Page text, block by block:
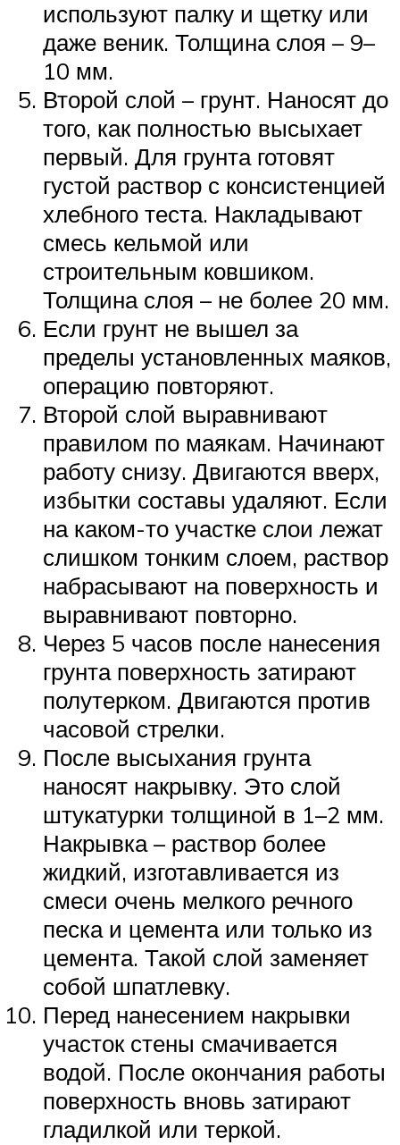
используют палку и щетку или
даже веник. Толщина слоя – 9–
10 мм.
Второй слой – грунт. Наносят до
того, как полностью высыхает
первый. Для грунта готовят
густой раствор с консистенцией
хлебного теста. Накладывают
смесь кельмой или
строительным ковшиком.
Толщина слоя – не более 20 мм.
Если грунт не вышел за
пределы установленных маяков,
операцию повторяют.
Второй слой выравнивают
правилом по маякам. Начинают
работу снизу. Двигаются вверх,
избытки составы удаляют. Если
на каком-то участке слои лежат
слишком тонким слоем, раствор
набрасывают на поверхность и
выравнивают повторно.
Через 5 часов после нанесения
грунта поверхность затирают
полутерком. Двигаются против
часовой стрелки.
После высыхания грунта
наносят накрывку. Это слой
штукатурки толщиной в 1–2 мм.
Накрывка – раствор более
жидкий, изготавливается из
смеси очень мелкого речного
песка и цемента или только из
цемента. Такой слой заменяет
собой шпатлевку.
Перед нанесением накрывки
участок стены смачивается
водой. После окончания работы
поверхность вновь затирают
гладилкой или теркой.